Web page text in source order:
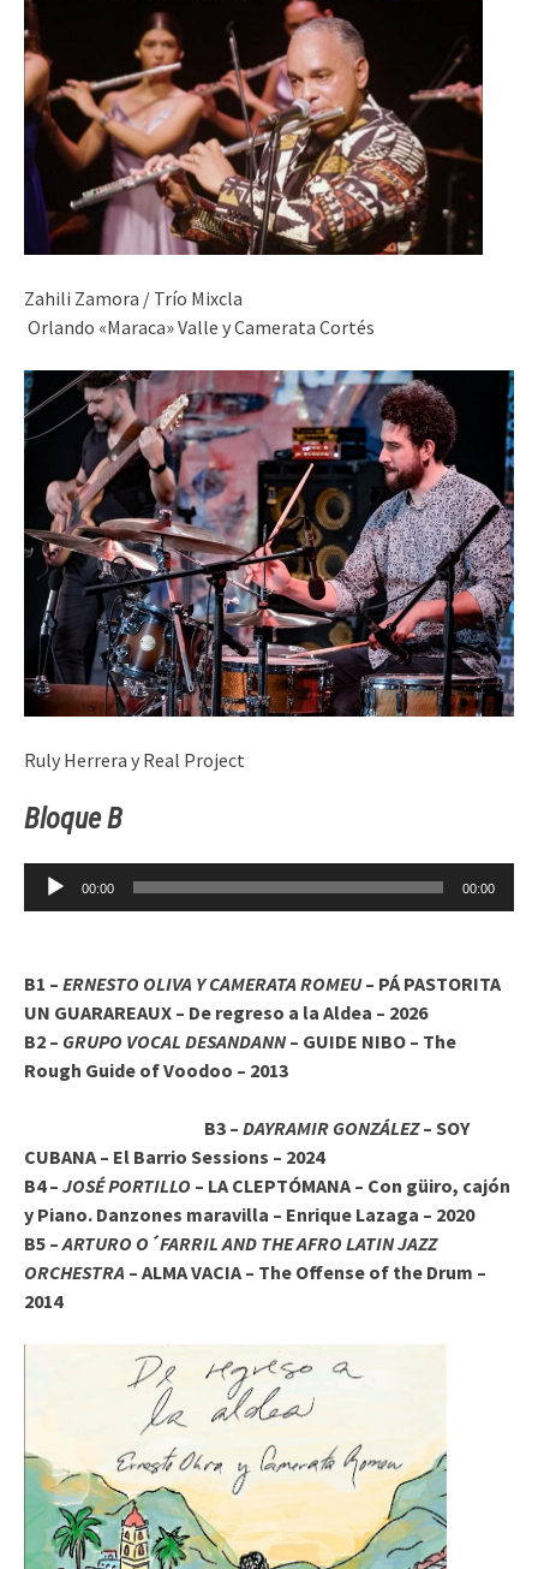
Zahili Zamora / Trío Mixcla
Orlando «Maraca» Valle y Camerata Cortés
Ruly Herrera y Real Project
Bloque B
Reproductor
00:00 00:00
B1 – ERNESTO OLIVA Y CAMERATA ROMEU– PÁ PASTORITA
UN GUARAREAUX – De regreso a la Aldea – 2026
B2 – GRUPO VOCAL DESANDANN– GUIDE NIBO – The
Rough Guide of Voodoo – 2013
B3 – DAYRAMIR GONZÁLEZ– SOY
CUBANA – El Barrio Sessions – 2024
B4 – JOSÉ PORTILLO – LA CLEPTÓMANA – Con güiro, cajón
y Piano. Danzones maravilla – Enrique Lazaga – 2020
B5 –ARTURO O´FARRIL AND THE AFRO LATIN JAZZ
ORCHESTRA – ALMA VACIA – The Offense of the Drum –
2014